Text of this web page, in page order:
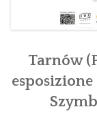
Tarnów